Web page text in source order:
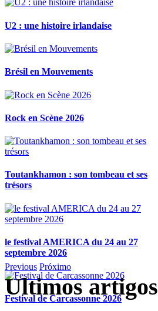
U2 : une histoire irlandaise
Brésil en Mouvements
Rock en Scène 2026
Toutankhamon : son tombeau et ses
trésors
le festival AMERICA du 24 au 27
septembre 2026
Festival de Carcassonne 2026
Previous Próximo
Ultimos artigos